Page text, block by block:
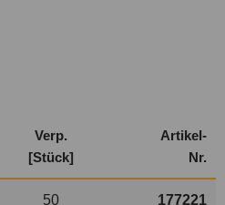
Verp.
[Stück]
Artikel-
Nr.
50 177221